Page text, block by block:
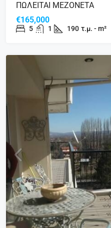
ΠΩΛΕΙΤΑΙ ΜΕΖΟΝΕΤΑ
€165,000
5 1 190 τ.μ. - m²